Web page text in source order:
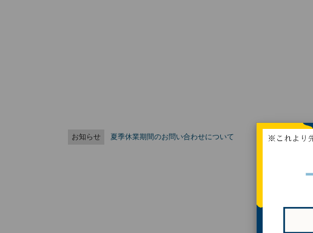
お知らせ 夏季休業期間のお問い合わせについて